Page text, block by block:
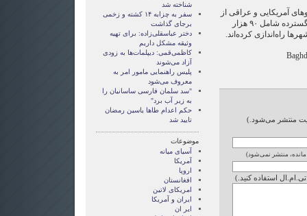
آمریکایی و عراقی از
دو هفته پیش یک عملیات امنیتی گسترده شامل ۹۰ هزار
راه‌اندازی کرده‌اند.
منتشر می‌شود.)
مانده، منتشر نمی‌شود)
استفاده کنید.)
شناخته شد
سفر به چزابه ۱۴ کشته و زخمی
برجای گذاشت
دختر عباسقلی‌زاده: برای تهیه
وثیقه مشکل داریم
کاظمی‌قمی: دیپلمات‌ها به زودی
آزاد می‌شوند
پلیس راهنمایی مامور امر به
معروف می‌شود
"سد سلمان فارسی ساسانیان را
به زیر آب برد"
حکم اعدام طاها یاسین رمضان
تایید شد
موضوعات
آسيای ميانه
آمریکا
اروپا
افغانستان
امریکای لاتین
ايران و آمريکا
ایر ان